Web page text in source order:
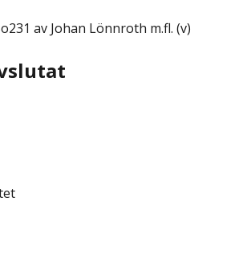
av Johan Lönnroth m.fl. (v)